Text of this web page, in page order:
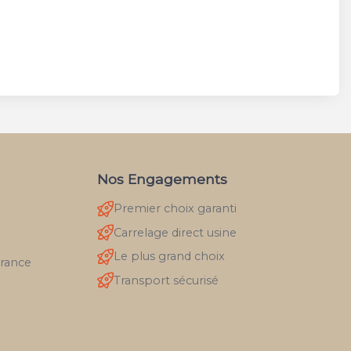
Nos Engagements
Premier choix garanti
Carrelage direct usine
Le plus grand choix
Transport sécurisé